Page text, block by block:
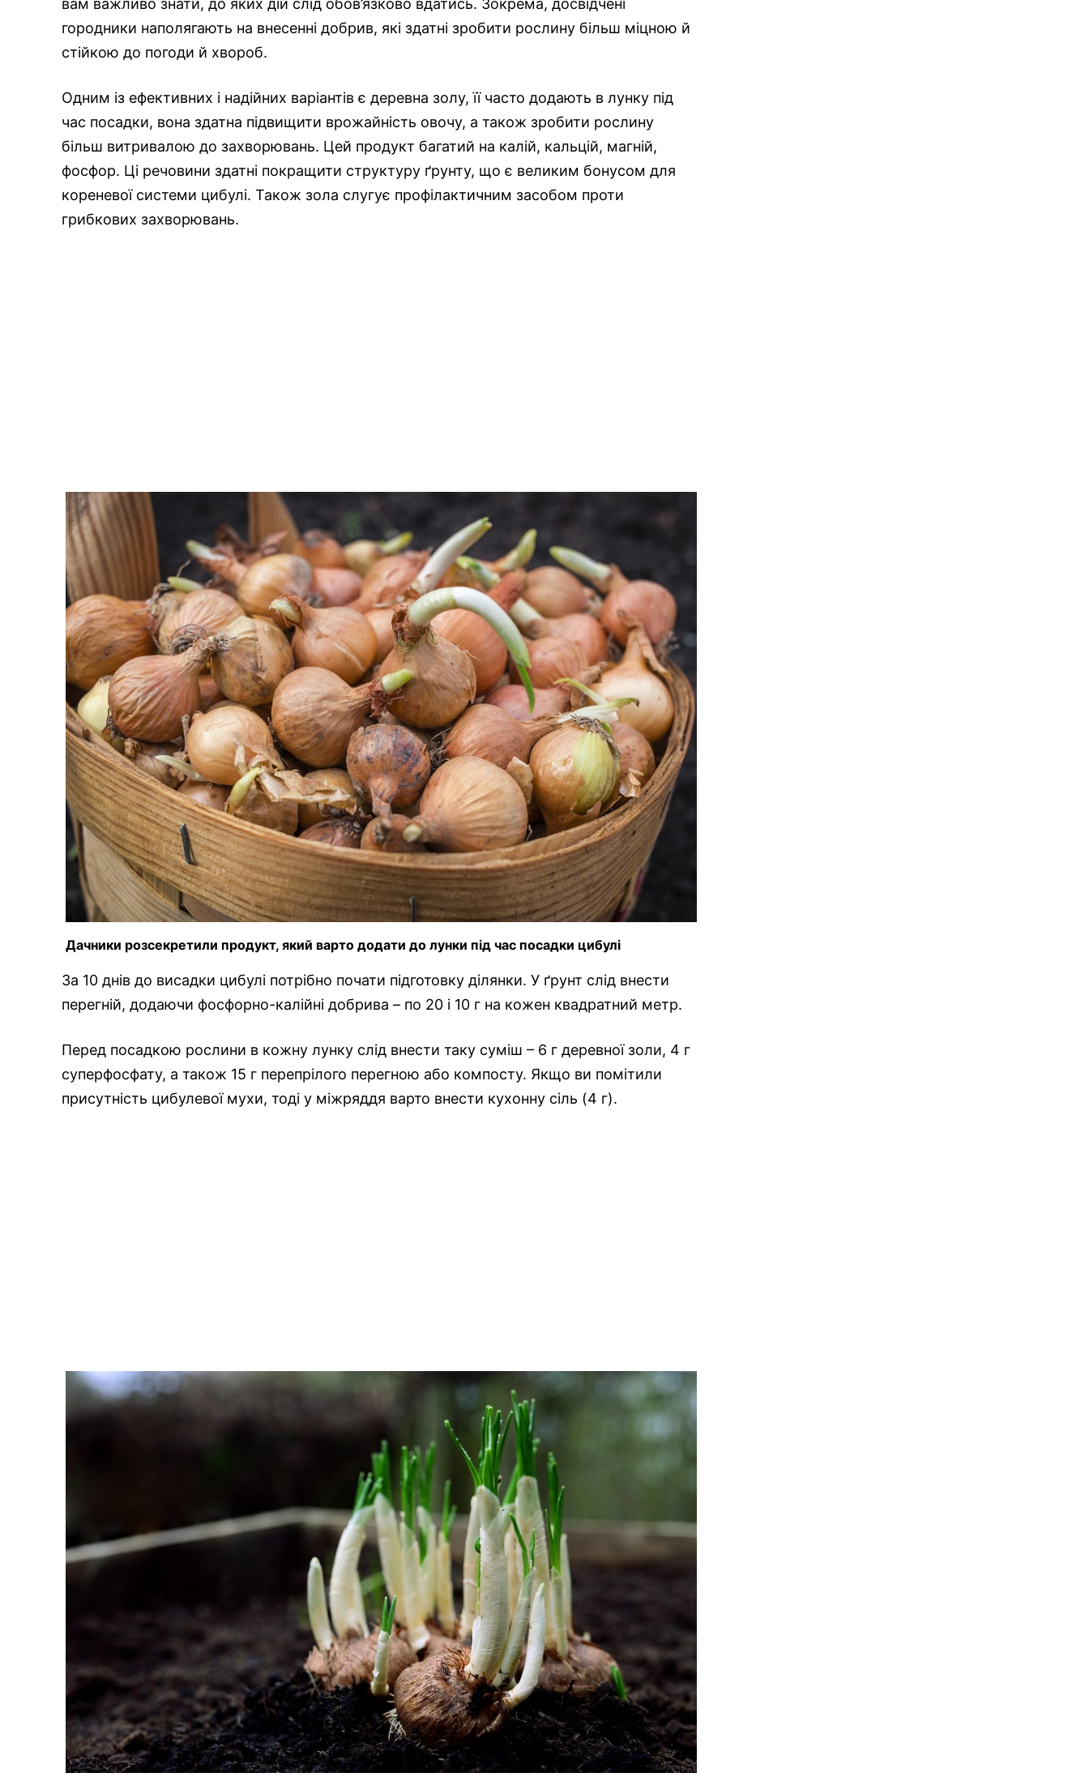
вам важливо знати, до яких дій слід обов’язково вдатись. Зокрема, досвідчені
городники наполягають на внесенні добрив, які здатні зробити рослину більш міцною й
стійкою до погоди й хвороб.
Одним із ефективних і надійних варіантів є деревна золу, її часто додають в лунку під
час посадки, вона здатна підвищити врожайність овочу, а також зробити рослину
більш витривалою до захворювань. Цей продукт багатий на калій, кальцій, магній,
фосфор. Ці речовини здатні покращити структуру ґрунту, що є великим бонусом для
кореневої системи цибулі. Також зола слугує профілактичним засобом проти
грибкових захворювань.
Дачники розсекретили продукт, який варто додати до лунки під час посадки цибулі
За 10 днів до висадки цибулі потрібно почати підготовку ділянки. У ґрунт слід внести
перегній, додаючи фосфорно-калійні добрива – по 20 і 10 г на кожен квадратний метр.
Перед посадкою рослини в кожну лунку слід внести таку суміш – 6 г деревної золи, 4 г
суперфосфату, а також 15 г перепрілого перегною або компосту. Якщо ви помітили
присутність цибулевої мухи, тоді у міжряддя варто внести кухонну сіль (4 г).